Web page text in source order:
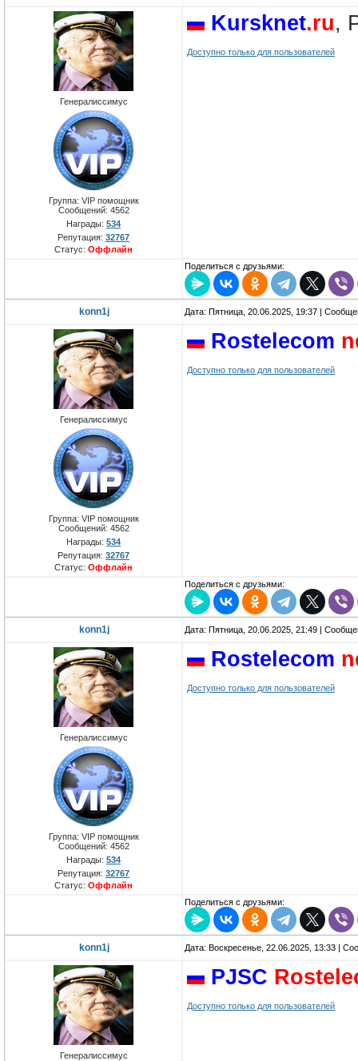
Генералиссимус
Группа: VIP помощник
Сообщений: 4562
Награды: 534
Репутация: 32767
Статус: Оффлайн
Kursknet.ru,
Доступно только для пользователей
Поделиться с друзьями:
konn1j Дата: Пятница, 20.06.2025, 19:37 |
Генералиссимус
Группа: VIP помощник
Сообщений: 4562
Награды: 534
Репутация: 32767
Статус: Оффлайн
Rostelecom
Доступно только для пользователей
Поделиться с друзьями:
konn1j Дата: Пятница, 20.06.2025, 21:49 |
Генералиссимус
Группа: VIP помощник
Сообщений: 4562
Награды: 534
Репутация: 32767
Статус: Оффлайн
Rostelecom
Доступно только для пользователей
Поделиться с друзьями:
konn1j Дата: Воскресенье, 22.06.2025, 13:33 |
Генералиссимус
PJSC
Доступно только для пользователей